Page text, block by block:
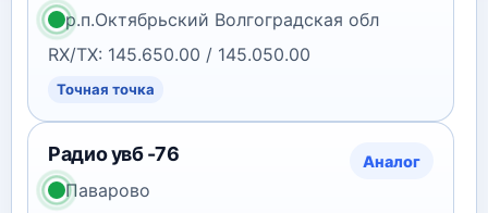
р.п.Октябрьский Волгоградская обл
RX/TX: 145.650.00 / 145.050.00
Точная точка
Радио увб -76 Аналог
Паварово